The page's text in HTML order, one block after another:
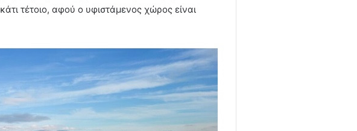
τέτοιο, αφού ο υφιστάμενος χώρος είναι